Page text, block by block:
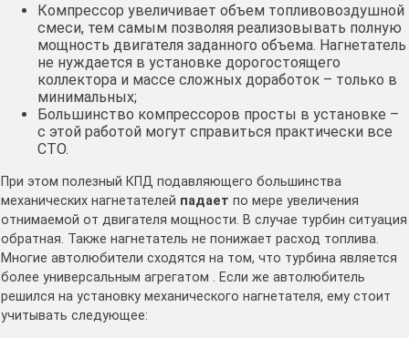
Компрессор увеличивает объем топливовоздушной
смеси, тем самым позволяя реализовывать полную
мощность двигателя заданного объема. Нагнетатель
не нуждается в установке дорогостоящего
коллектора и массе сложных доработок – только в
минимальных;
Большинство компрессоров просты в установке –
с этой работой могут справиться практически все
СТО.
При этом полезный КПД подавляющего большинства
механических нагнетателей падает по мере увеличения
отнимаемой от двигателя мощности. В случае турбин ситуация
обратная. Также нагнетатель не понижает расход топлива.
Многие автолюбители сходятся на том, что турбина является
более универсальным агрегатом . Если же автолюбитель
решился на установку механического нагнетателя, ему стоит
учитывать следующее: